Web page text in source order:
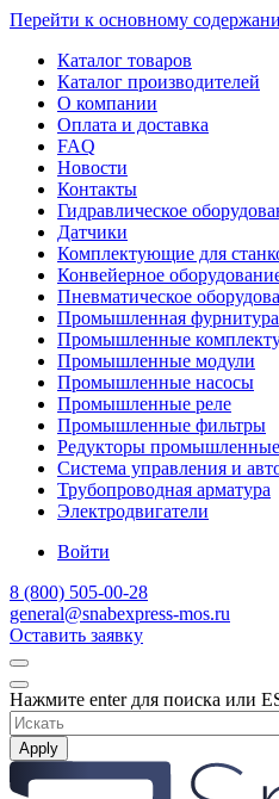
Перейти к основному
Каталог товаров
Каталог производителей
О компании
Оплата и доставка
FAQ
Новости
Контакты
Гидравлическое
Датчики
Комплектующие для
Конвейерное
Пневматическое
Промышленная фурнитура
Промышленные
Промышленные модули
Промышленные насосы
Промышленные реле
Промышленные фильтры
Редукторы промышленные
Система управления и
Трубопроводная арматура
Электродвигатели
Войти
8 (800) 505-00-28
general@snabexpress-mos.ru
Оставить заявку
Нажмите enter для поиска или
Apply